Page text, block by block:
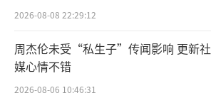
2026-08-08 22:29:12
周杰伦未受“私生子”传闻影响 更新社
媒心情不错
2026-08-06 10:46:31